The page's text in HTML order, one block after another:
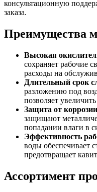
консультационную
заказа.
Преимущества
Высокая
сохраняет рабочие
расходы на
Длительный срок
разложению под
позволяет
Защита от
защищают
попадании влаги в
Эффективность
воды обеспечивает
предотвращает
Ассортимент